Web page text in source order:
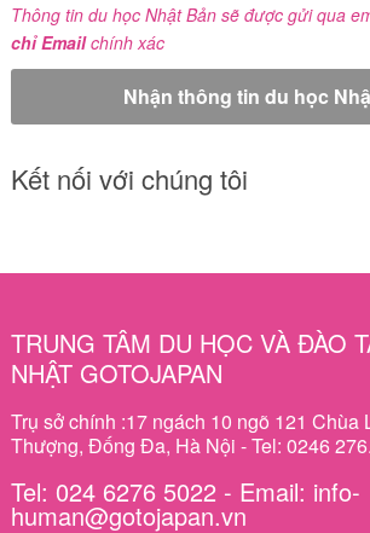
Thông tin du học Nhật Bản sẽ được gửi qua
chỉ Emailchính xác
Kết nối với chúng tôi
TRUNG TÂM DU HỌC VÀ ĐÀO
NHẬT GOTOJAPAN
Trụ sở chính :17 ngách 10 ngõ 121 Chùa
Thượng, Đống Đa, Hà Nội - Tel: 0246
Tel: 024 6276 5022 - Email: info-
human@gotojapan.vn